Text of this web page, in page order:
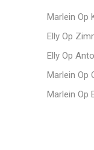
Marlein Op
Elly Op
Elly Op
Marlein Op
Marlein Op